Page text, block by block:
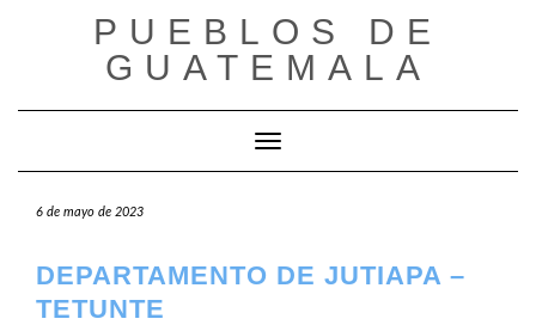
PUEBLOS DE
GUATEMALA
Cambiar modo de navegación
6 de mayo de 2023
DEPARTAMENTO DE JUTIAPA –
TETUNTE